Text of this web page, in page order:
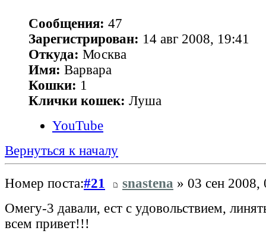
Сообщения: 47
Зарегистрирован: 14 авг 2008, 19:41
Откуда: Москва
Имя: Варвара
Кошки: 1
Клички кошек: Луша
YouTube
Вернуться к началу
Номер поста:#21 snastena » 03 сен 2008,
Омегу-3 давали, ест с удовольствием,
всем привет!!!